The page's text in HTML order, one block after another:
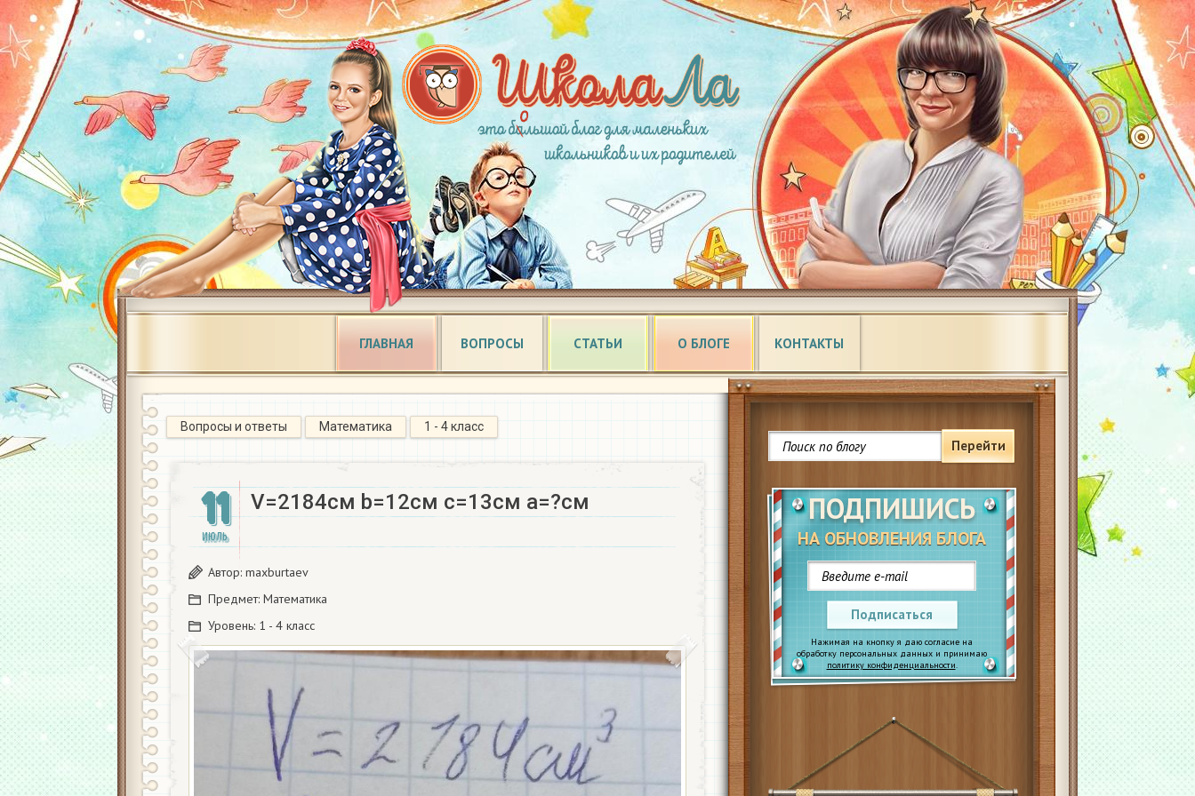
ГЛАВНАЯ ВОПРОСЫ СТАТЬИ О БЛОГЕ КОНТАКТЫ
Перейти
ПОДПИШИСЬ
НА ОБНОВЛЕНИЯ БЛОГА
Подписаться
Нажимая на кнопку я даю согласие на
обработку персональных данных и принимаю
политику конфиденциальности.
Вопросы и ответы Математика 1 - 4 класс
11
ИЮЛЬ
V=2184см b=12см c=13см a=?см​
Автор: maxburtaev
Предмет: Математика
Уровень: 1 - 4 класс